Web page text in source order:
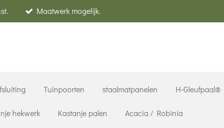
Maatwerk mogelijk.
Tuinpoorten staalmatpanelen H-Gleufpaal®
hekwerk Kastanje palen Acacia / Robinia